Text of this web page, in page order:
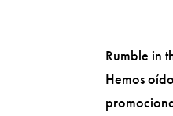
Rumble in
Hemos